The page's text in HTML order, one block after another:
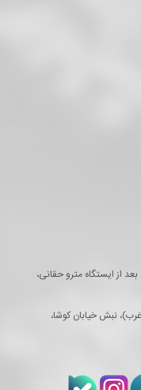
بعد از ايستگاه مترو حقانی،
نبش خیابان کوشا،